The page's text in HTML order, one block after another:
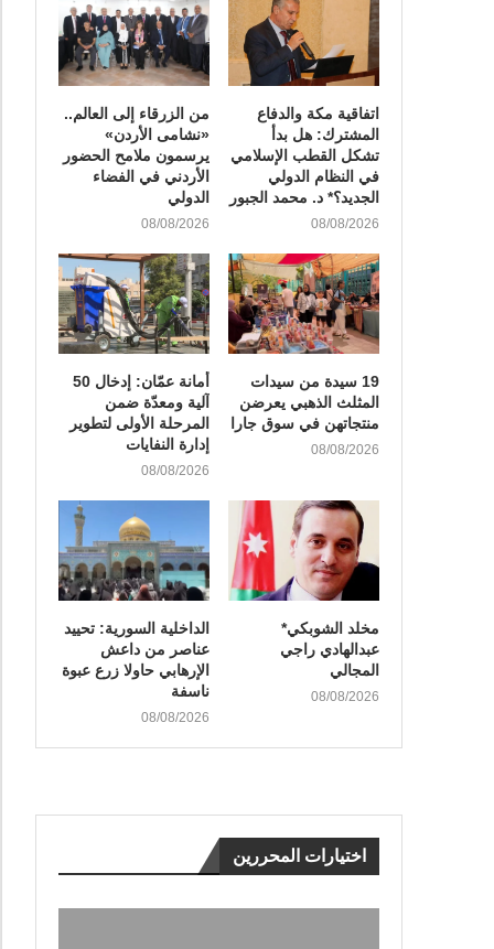
اتفاقية مكة والدفاع
المشترك: هل بدأ
تشكل القطب الإسلامي
في النظام الدولي
الجديد؟* د. محمد الجبور
08/08/2026
من الزرقاء إلى العالم..
«نشامى الأردن»
يرسمون ملامح الحضور
الأردني في الفضاء
الدولي
08/08/2026
19 سيدة من سيدات
المثلث الذهبي يعرضن
منتجاتهن في سوق جارا
08/08/2026
أمانة عمّان: إدخال 50
آلية ومعدّة ضمن
المرحلة الأولى لتطوير
إدارة النفايات
08/08/2026
مخلد الشوبكي*
عبدالهادي راجي
المجالي
08/08/2026
الداخلية السورية: تحييد
عناصر من داعش
الإرهابي حاولا زرع عبوة
ناسفة
08/08/2026
اختيارات المحررين